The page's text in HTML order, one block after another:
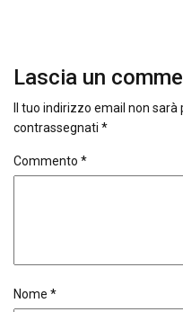
Lascia un
Il tuo indirizzo email non sarà
contrassegnati *
Commento *
Nome *